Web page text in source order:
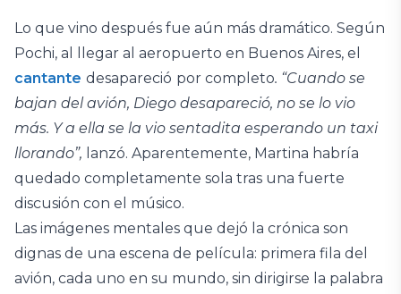
Lo que vino después fue aún más dramático. Según
Pochi, al llegar al aeropuerto en Buenos Aires, el
cantante desapareció por completo. “Cuando se
bajan del avión, Diego desapareció, no se lo vio
más. Y a ella se la vio sentadita esperando un taxi
llorando”, lanzó. Aparentemente, Martina habría
quedado completamente sola tras una fuerte
discusión con el músico.
Las imágenes mentales que dejó la crónica son
dignas de una escena de película: primera fila del
avión, cada uno en su mundo, sin dirigirse la palabra